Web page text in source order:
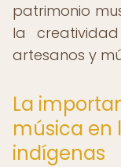
patrimonio
la
artesanos y
La
música en
indígenas